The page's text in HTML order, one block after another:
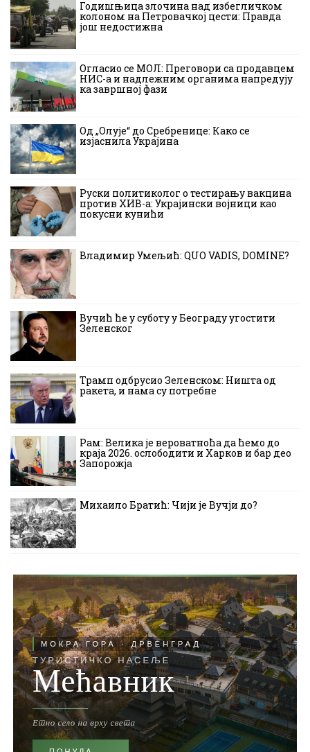
Годишњица злочина над избегличком
колоном на Петровачкој цести: Правда
још недостижна
Огласио се МОЛ: Преговори са продавцем
НИС-а и надлежним органима напредују
ка завршној фази
Од „Олује“ до Сребренице: Како се
изјаснила Украјина
Руски политиколог о тестирању вакцина
против ХИВ-а: Украјински војници као
покусни кунићи
Владимир Умељић: QUO VADIS, DOMINE?
Вучић ће у суботу у Београду угостити
Зеленског
Трамп одбрусио Зеленском: Ништа од
ракета, и нама су потребне
Рам: Велика је вероватноћа да ћемо до
краја 2026. ослободити и Харков и бар део
Запорожја
Михаило Братић: Чији је Вучји до?